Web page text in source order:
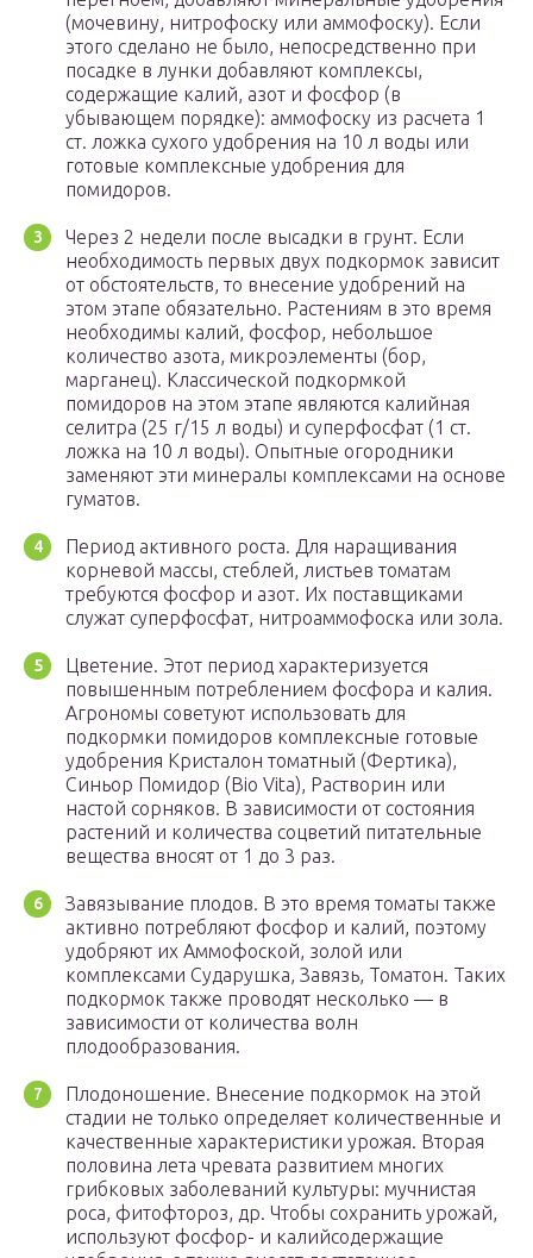
(мочевину, нитрофоску или аммофоску). Если
этого сделано не было, непосредственно при
посадке в лунки добавляют комплексы,
содержащие калий, азот и фосфор (в
убывающем порядке): аммофоску из расчета 1
ст. ложка сухого удобрения на 10 л воды или
готовые комплексные удобрения для
помидоров.
Через 2 недели после высадки в грунт. Если
необходимость первых двух подкормок зависит
от обстоятельств, то внесение удобрений на
этом этапе обязательно. Растениям в это время
необходимы калий, фосфор, небольшое
количество азота, микроэлементы (бор,
марганец). Классической подкормкой
помидоров на этом этапе являются калийная
селитра (25 г/15 л воды) и суперфосфат (1 ст.
ложка на 10 л воды). Опытные огородники
заменяют эти минералы комплексами на основе
гуматов.
Период активного роста. Для наращивания
корневой массы, стеблей, листьев томатам
требуются фосфор и азот. Их поставщиками
служат суперфосфат, нитроаммофоска или зола.
Цветение. Этот период характеризуется
повышенным потреблением фосфора и калия.
Агрономы советуют использовать для
подкормки помидоров комплексные готовые
удобрения Кристалон томатный (Фертика),
Синьор Помидор (Bio Vita), Растворин или
настой сорняков. В зависимости от состояния
растений и количества соцветий питательные
вещества вносят от 1 до 3 раз.
Завязывание плодов. В это время томаты также
активно потребляют фосфор и калий, поэтому
удобряют их Аммофоской, золой или
комплексами Сударушка, Завязь, Томатон. Таких
подкормок также проводят несколько — в
зависимости от количества волн
плодообразования.
Плодоношение. Внесение подкормок на этой
стадии не только определяет количественные и
качественные характеристики урожая. Вторая
половина лета чревата развитием многих
грибковых заболеваний культуры: мучнистая
роса, фитофтороз, др. Чтобы сохранить урожай,
используют фосфор- и калийсодержащие